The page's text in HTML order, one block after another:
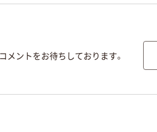
メントをお待ちしております。